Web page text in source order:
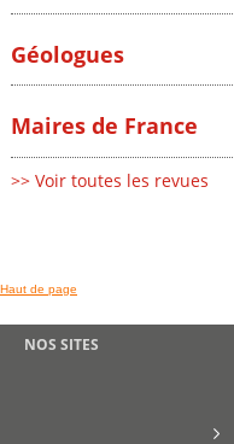
Géologues
Maires de France
>> Voir toutes les revues
Haut de page
NOS SITES